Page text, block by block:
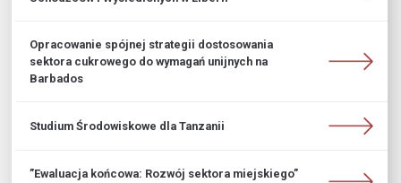
Opracowanie spójnej strategii dostosowania
sektora cukrowego do wymagań unijnych na
Barbados
Studium Środowiskowe dla Tanzanii
”Ewaluacja końcowa: Rozwój sektora miejskiego”